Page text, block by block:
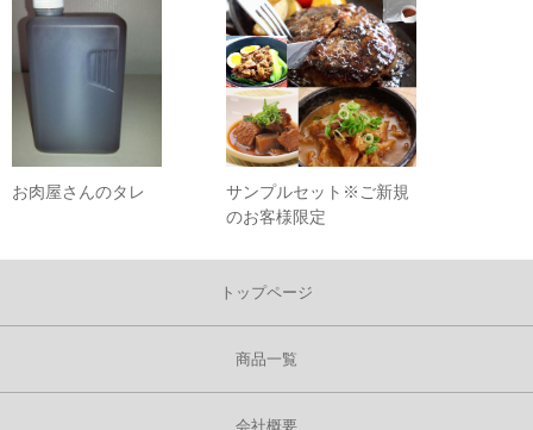
お肉屋さんのタレ
サンプルセット※ご新規
のお客様限定
トップページ
商品一覧
会社概要